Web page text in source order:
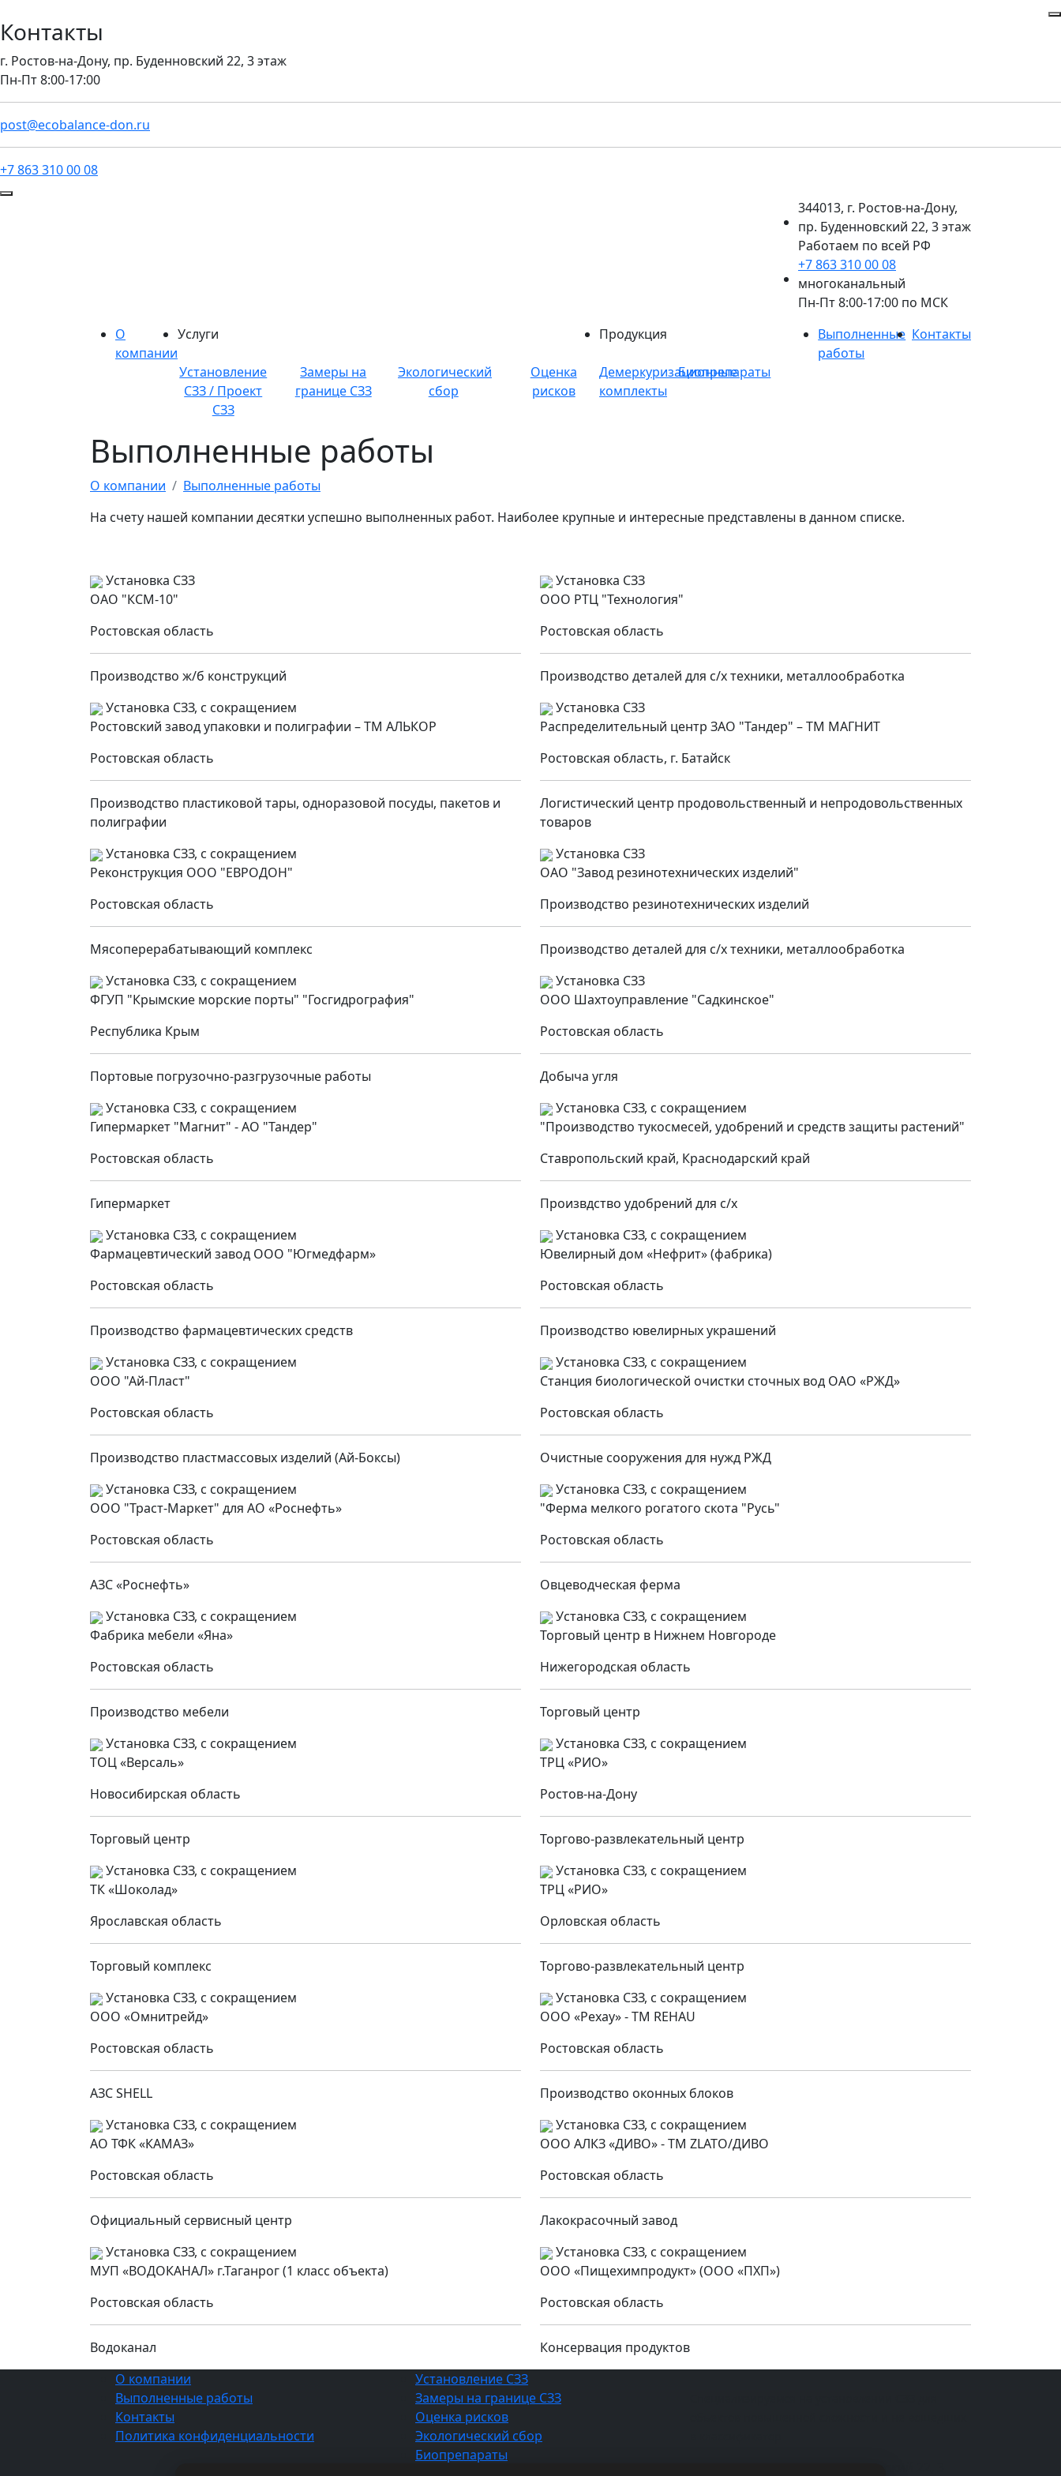
Контакты
г. Ростов-на-Дону, пр. Буденновский 22, 3 этаж
Пн-Пт 8:00-17:00
post@ecobalance-don.ru
+7 863 310 00 08
344013, г. Ростов-на-Дону,
пр. Буденновский 22, 3 этаж
Работаем по всей РФ
+7 863 310 00 08
многоканальный
Пн-Пт 8:00-17:00 по МСК
О
компании
Услуги
Установление
СЗЗ / Проект
СЗЗ
Замеры на
границе СЗЗ
Экологический
сбор
Оценка
рисков
Продукция
Демеркуризационные
комплекты
Биопрепараты
Выполненные
работы
Контакты
Выполненные работы
О компании
Выполненные работы
На счету нашей компании десятки успешно выполненных работ. Наиболее крупные и интересные представлены в данном списке.
Установка СЗЗ
ОАО "КСМ-10"
Ростовская область
Производство ж/б конструкций
Установка СЗЗ
ООО РТЦ "Технология"
Ростовская область
Производство деталей для с/х техники, металлообработка
Установка СЗЗ, с сокращением
Ростовский завод упаковки и полиграфии – ТМ АЛЬКОР
Ростовская область
Производство пластиковой тары, одноразовой посуды, пакетов и
полиграфии
Установка СЗЗ
Распределительный центр ЗАО "Тандер" – ТМ МАГНИТ
Ростовская область, г. Батайск
Логистический центр продовольственный и непродовольственных
товаров
Установка СЗЗ, с сокращением
Реконструкция ООО "ЕВРОДОН"
Ростовская область
Мясоперерабатывающий комплекс
Установка СЗЗ
ОАО "Завод резинотехнических изделий"
Производство резинотехнических изделий
Производство деталей для с/х техники, металлообработка
Установка СЗЗ, с сокращением
ФГУП "Крымские морские порты" "Госгидрография"
Республика Крым
Портовые погрузочно-разгрузочные работы
Установка СЗЗ
ООО Шахтоуправление "Садкинское"
Ростовская область
Добыча угля
Установка СЗЗ, с сокращением
Гипермаркет "Магнит" - АО "Тандер"
Ростовская область
Гипермаркет
Установка СЗЗ, с сокращением
"Производство тукосмесей, удобрений и средств защиты растений"
Ставропольский край, Краснодарский край
Произвдство удобрений для с/х
Установка СЗЗ, с сокращением
Фармацевтический завод ООО "Югмедфарм»
Ростовская область
Производство фармацевтических средств
Установка СЗЗ, с сокращением
Ювелирный дом «Нефрит» (фабрика)
Ростовская область
Производство ювелирных украшений
Установка СЗЗ, с сокращением
ООО "Ай-Пласт"
Ростовская область
Производство пластмассовых изделий (Ай-Боксы)
Установка СЗЗ, с сокращением
Станция биологической очистки сточных вод ОАО «РЖД»
Ростовская область
Очистные сооружения для нужд РЖД
Установка СЗЗ, с сокращением
ООО "Траст-Маркет" для АО «Роснефть»
Ростовская область
АЗС «Роснефть»
Установка СЗЗ, с сокращением
"Ферма мелкого рогатого скота "Русь"
Ростовская область
Овцеводческая ферма
Установка СЗЗ, с сокращением
Фабрика мебели «Яна»
Ростовская область
Производство мебели
Установка СЗЗ, с сокращением
Торговый центр в Нижнем Новгороде
Нижегородская область
Торговый центр
Установка СЗЗ, с сокращением
ТОЦ «Версаль»
Новосибирская область
Торговый центр
Установка СЗЗ, с сокращением
ТРЦ «РИО»
Ростов-на-Дону
Торгово-развлекательный центр
Установка СЗЗ, с сокращением
ТК «Шоколад»
Ярославская область
Торговый комплекс
Установка СЗЗ, с сокращением
ТРЦ «РИО»
Орловская область
Торгово-развлекательный центр
Установка СЗЗ, с сокращением
ООО «Омнитрейд»
Ростовская область
АЗС SHELL
Установка СЗЗ, с сокращением
ООО «Рехау» - ТМ REHAU
Ростовская область
Производство оконных блоков
Установка СЗЗ, с сокращением
АО ТФК «КАМАЗ»
Ростовская область
Официальный сервисный центр
Установка СЗЗ, с сокращением
ООО АЛКЗ «ДИВО» - ТМ ZLATO/ДИВО
Ростовская область
Лакокрасочный завод
Установка СЗЗ, с сокращением
МУП «ВОДОКАНАЛ» г.Таганрог (1 класс объекта)
Ростовская область
Водоканал
Установка СЗЗ, с сокращением
ООО «Пищехимпродукт» (ООО «ПХП»)
Ростовская область
Консервация продуктов
О компании
Выполненные работы
Контакты
Политика конфиденциальности
Установление СЗЗ
Замеры на границе СЗЗ
Оценка рисков
Экологический сбор
Биопрепараты